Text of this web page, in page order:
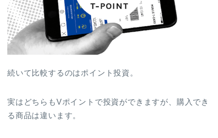
続いて比較するのはポイント投資。
実はどちらもVポイントで投資ができますが、購入でき
る商品は違います。